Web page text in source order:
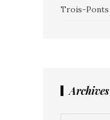
Trois-Ponts
Archives